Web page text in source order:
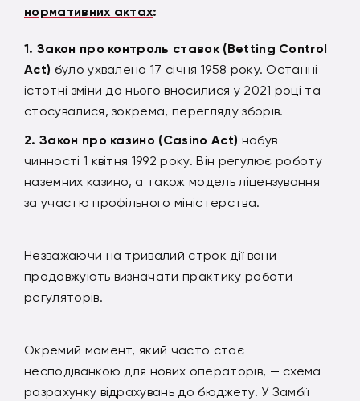
нормативних актах:
Закон про контроль ставок (Betting Control
Act) було ухвалено 17 січня 1958 року. Останні
істотні зміни до нього вносилися у 2021 році та
стосувалися, зокрема, перегляду зборів.
Закон про казино (Casino Act) набув
чинності 1 квітня 1992 року. Він регулює роботу
наземних казино, а також модель ліцензування
за участю профільного міністерства.
Незважаючи на тривалий строк дії вони
продовжують визначати практику роботи
регуляторів.
Окремий момент, який часто стає
несподіванкою для нових операторів, — схема
розрахунку відрахувань до бюджету. У Замбії